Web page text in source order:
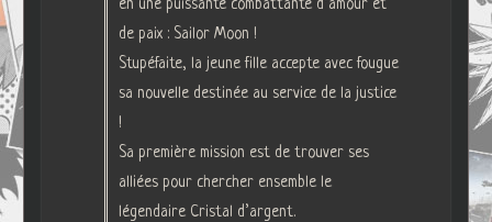
en une puissante combattante d’amour et
de paix : Sailor Moon !
Stupéfaite, la jeune fille accepte avec fougue
sa nouvelle destinée au service de la justice
!
Sa première mission est de trouver ses
alliées pour chercher ensemble le
légendaire Cristal d’argent.